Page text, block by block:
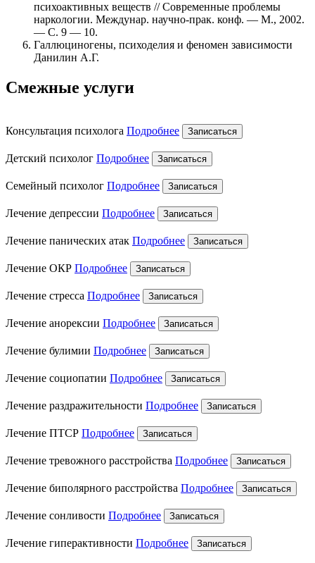
психоактивных веществ // Современные проблемы
наркологии. Междунар. научно-прак. конф. — М., 2002.
— С. 9 — 10.
Галлюциногены, психоделия и феномен зависимости
Данилин А.Г.
Смежные услуги
Консультация психолога Подробнее Записаться
Детский психолог Подробнее Записаться
Семейный психолог Подробнее Записаться
Лечение депрессии Подробнее Записаться
Лечение панических атак Подробнее Записаться
Лечение ОКР Подробнее Записаться
Лечение стресса Подробнее Записаться
Лечение анорексии Подробнее Записаться
Лечение булимии Подробнее Записаться
Лечение социопатии Подробнее Записаться
Лечение раздражительности Подробнее Записаться
Лечение ПТСР Подробнее Записаться
Лечение тревожного расстройства Подробнее Записаться
Лечение биполярного расстройства Подробнее Записаться
Лечение сонливости Подробнее Записаться
Лечение гиперактивности Подробнее Записаться